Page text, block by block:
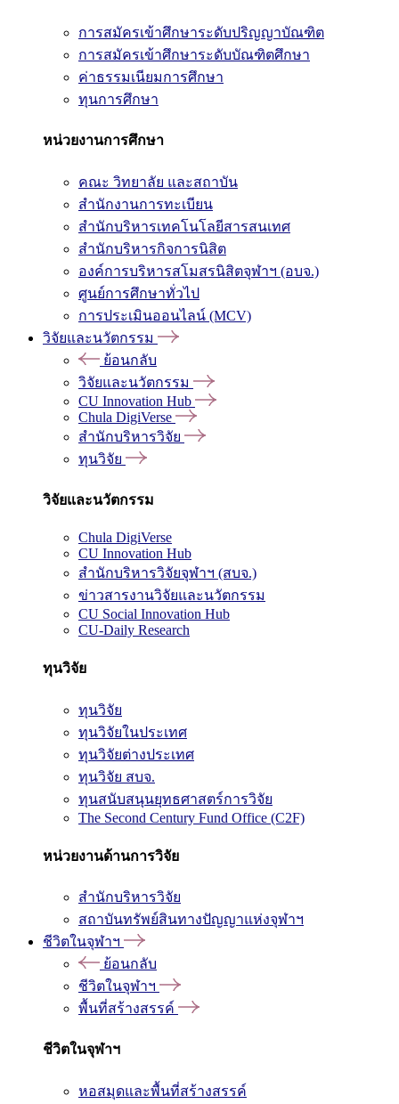
การสมัครเข้าศึกษาระดับปริญญาบัณฑิต
การสมัครเข้าศึกษาระดับบัณฑิตศึกษา
ค่าธรรมเนียมการศึกษา
ทุนการศึกษา
หน่วยงานการศึกษา
คณะ วิทยาลัย และสถาบัน
สำนักงานการทะเบียน
สำนักบริหารเทคโนโลยีสารสนเทศ
สำนักบริหารกิจการนิสิต
องค์การบริหารสโมสรนิสิตจุฬาฯ (อบจ.)
ศูนย์การศึกษาทั่วไป
การประเมินออนไลน์ (MCV)
วิจัยและนวัตกรรม
ย้อนกลับ
วิจัยและนวัตกรรม
CU Innovation Hub
Chula DigiVerse
สำนักบริหารวิจัย
ทุนวิจัย
วิจัยและนวัตกรรม
Chula DigiVerse
CU Innovation Hub
สำนักบริหารวิจัยจุฬาฯ (สบจ.)
ข่าวสารงานวิจัยและนวัตกรรม
CU Social Innovation Hub
CU-Daily Research
ทุนวิจัย
ทุนวิจัย
ทุนวิจัยในประเทศ
ทุนวิจัยต่างประเทศ
ทุนวิจัย สบจ.
ทุนสนับสนุนยุทธศาสตร์การวิจัย
The Second Century Fund Office (C2F)
หน่วยงานด้านการวิจัย
สำนักบริหารวิจัย
สถาบันทรัพย์สินทางปัญญาแห่งจุฬาฯ
ชีวิตในจุฬาฯ
ย้อนกลับ
ชีวิตในจุฬาฯ
พื้นที่สร้างสรรค์
ชีวิตในจุฬาฯ
หอสมุดและพื้นที่สร้างสรรค์